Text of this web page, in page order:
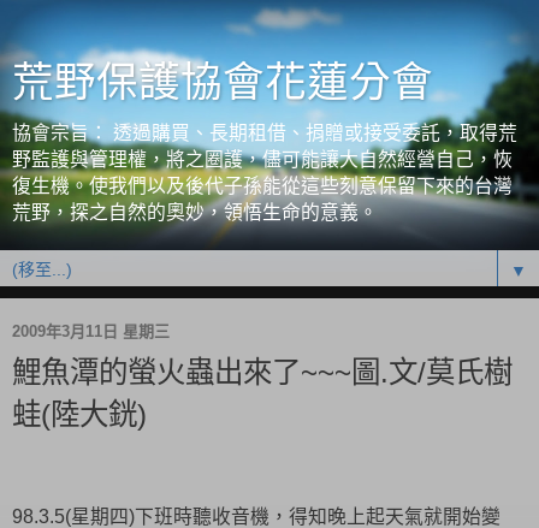
荒野保護協會花蓮分會
協會宗旨： 透過購買、長期租借、捐贈或接受委託，取得荒
野監護與管理權，將之圈護，儘可能讓大自然經營自己，恢
復生機。使我們以及後代子孫能從這些刻意保留下來的台灣
荒野，探之自然的奧妙，領悟生命的意義。
▼
2009年3月11日 星期三
鯉魚潭的螢火蟲出來了~~~圖.文/莫氏樹
蛙(陸大銧)
98.3.5(星期四)下班時聽收音機，得知晚上起天氣就開始變